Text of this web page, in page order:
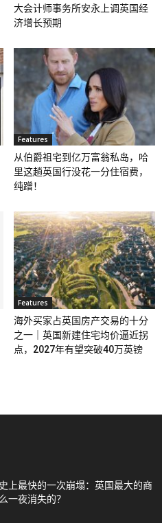
大会计师事务所安永上调英国经
济增长预期
Features
从伯爵祖宅到亿万富翁私岛，哈
里这趟英国行没花一分住宿费，
纯蹭！
Features
海外买家占英国房产交易的十分
之一｜英国新建住宅均价逼近拐
点，2027年有望突破40万英镑
上最快的一次崩塌：英国最大的商
一夜消失的？